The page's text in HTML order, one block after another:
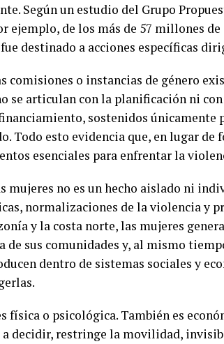
Según un estudio del Grupo
ejemplo, de los más de 57 millones
destinado a acciones específicas
comisiones o instancias de género
se articulan con la planificación ni
sostenidos
Todo esto evidencia que, en lugar de
esenciales para enfrentar la
mujeres no es un hecho aislado ni
normalizaciones de la violencia y
y la costa norte, las mujeres
sus comunidades y, al mismo
dentro de sistemas sociales y
física o psicológica. También es
decidir, restringe la movilidad,